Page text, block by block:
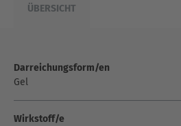
ÜBERSICHT
Darreichungsform/en
Gel
Wirkstoff/e